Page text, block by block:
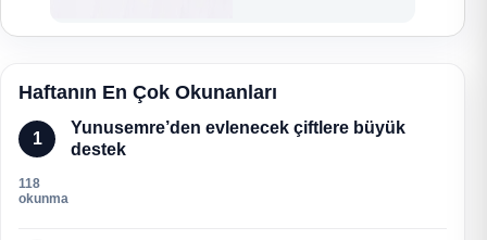
Haftanın En Çok Okunanları
1
Yunusemre’den evlenecek çiftlere büyük
destek
118
okunma